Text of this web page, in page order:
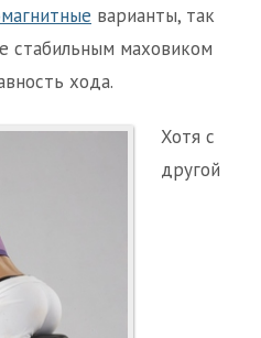
варианты, так
стабильным маховиком
хода.
Хотя с
другой